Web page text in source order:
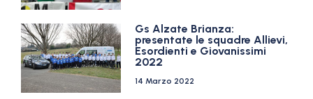
Gs Alzate Brianza:
presentate le squadre Allievi,
Esordienti e Giovanissimi
2022
14 Marzo 2022